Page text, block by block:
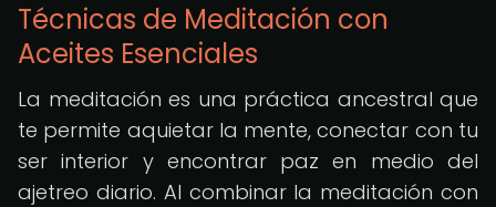
Técnicas de Meditación con
Aceites Esenciales
La meditación es una práctica ancestral que
te permite aquietar la mente, conectar con tu
ser interior y encontrar paz en medio del
ajetreo diario. Al combinar la meditación con